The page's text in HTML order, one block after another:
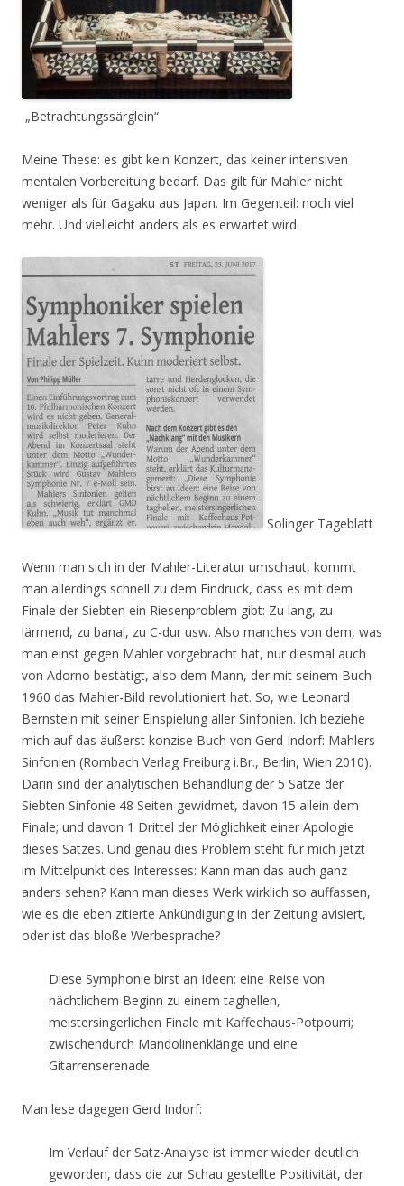
„Betrachtungssärglein“
Meine These: es gibt kein Konzert, das keiner intensiven
mentalen Vorbereitung bedarf. Das gilt für Mahler nicht
weniger als für Gagaku aus Japan. Im Gegenteil: noch viel
mehr. Und vielleicht anders als es erwartet wird.
Solinger Tageblatt
Wenn man sich in der Mahler-Literatur umschaut, kommt
man allerdings schnell zu dem Eindruck, dass es mit dem
Finale der Siebten ein Riesenproblem gibt: Zu lang, zu
lärmend, zu banal, zu C-dur usw. Also manches von dem, was
man einst gegen Mahler vorgebracht hat, nur diesmal auch
von Adorno bestätigt, also dem Mann, der mit seinem Buch
1960 das Mahler-Bild revolutioniert hat. So, wie Leonard
Bernstein mit seiner Einspielung aller Sinfonien. Ich beziehe
mich auf das äußerst konzise Buch von Gerd Indorf: Mahlers
Sinfonien (Rombach Verlag Freiburg i.Br., Berlin, Wien 2010).
Darin sind der analytischen Behandlung der 5 Sätze der
Siebten Sinfonie 48 Seiten gewidmet, davon 15 allein dem
Finale; und davon 1 Drittel der Möglichkeit einer Apologie
dieses Satzes. Und genau dies Problem steht für mich jetzt
im Mittelpunkt des Interesses: Kann man das auch ganz
anders sehen? Kann man dieses Werk wirklich so auffassen,
wie es die eben zitierte Ankündigung in der Zeitung avisiert,
oder ist das bloße Werbesprache?
Diese Symphonie birst an Ideen: eine Reise von
nächtlichem Beginn zu einem taghellen,
meistersingerlichen Finale mit Kaffeehaus-Potpourri;
zwischendurch Mandolinenklänge und eine
Gitarrenserenade.
Man lese dagegen Gerd Indorf:
Im Verlauf der Satz-Analyse ist immer wieder deutlich
geworden, dass die zur Schau gestellte Positivität, der